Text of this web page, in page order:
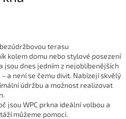
terasu
kolem domu nebo stylové posezení
jsou dnes jedním z nejoblíbenějších
a není se čemu divit. Nabízejí skvělý
údržbu a možnost realizovat
jsou WPC prkna ideální volbou a
můžeme pomoci.